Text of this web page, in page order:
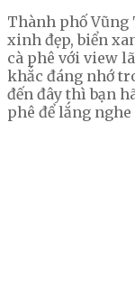
Thành phố Vũng
xinh đẹp, biển
cà phê với view
khắc đáng nhớ
đến đây thì bạn
phê để lắng nghe